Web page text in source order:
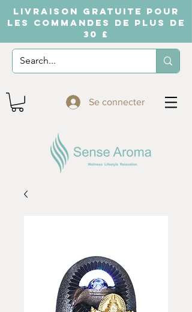
LIVRAISON GRATUITE POUR
LES COMMANDES DE PLUS DE
30 £
Se connecter